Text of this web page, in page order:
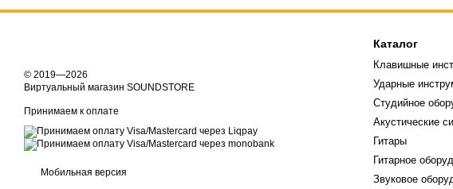
© 2019—2026
Виртуальный магазин SOUNDSTORE
Принимаем к оплате
Мобильная версия
Каталог
Клавишные
Ударные
Студийное
Акустические
Гитары
Гитарное
Звуковое